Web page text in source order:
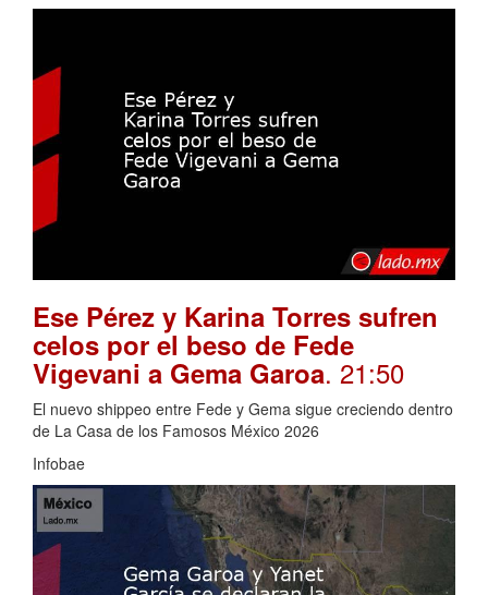
Ese Pérez y Karina Torres sufren
celos por el beso de Fede
Vigevani a Gema Garoa. 21:50
El nuevo shippeo entre Fede y Gema sigue creciendo dentro
de La Casa de los Famosos México 2026
Infobae